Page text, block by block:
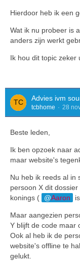
Hierdoor heb ik een
Wat ik nu probeer is
anders zijn werkt
Ik hou dit topic zeker
Advies ivm
tcbhome 28
Beste leden,
Ik ben opzoek naar
maar website's
Nu heb ik reeds al in
persoon X dit
konings (
Aaron
Maar aangezien
Y blijft de code maar
Ook al heb ik de
website's offline te
gelukt.